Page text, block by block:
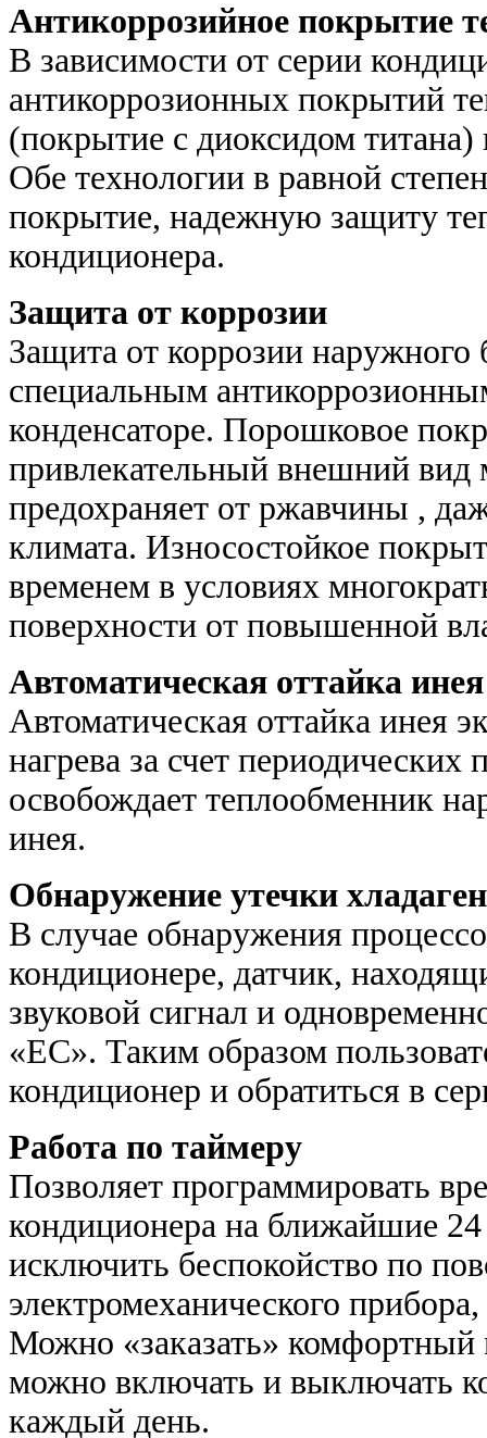
Антикоррозийное покрытие
В зависимости от серии
антикоррозионных покрытий
(покрытие с диоксидом
Обе технологии в равной
покрытие, надежную защиту
кондиционера.
Защита от коррозии
Защита от коррозии наружного
специальным
конденсаторе. Порошковое
привлекательный внешний вид
предохраняет от ржавчины ,
климата. Износостойкое
временем в условиях
поверхности от повышенной
Автоматическая оттайка инея
Автоматическая оттайка инея
нагрева за счет
освобождает теплообменник
инея.
Обнаружение утечки
В случае обнаружения
кондиционере, датчик,
звуковой сигнал и
«EC». Таким образом
кондиционер и обратиться в
Работа по таймеру
Позволяет программировать
кондиционера на ближайшие
исключить беспокойство по
электромеханического
Можно «заказать» комфортный
можно включать и выключать
каждый день.